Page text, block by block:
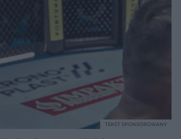
TEKST SPONSOROWANY